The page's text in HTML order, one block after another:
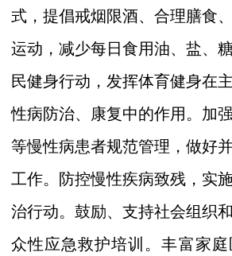
式，提倡戒烟限酒、合理膳食
运动，减少每日食用油、盐、
民健身行动，发挥体育健身在
性病防治、康复中的作用。加
等慢性病患者规范管理，做好
工作。防控慢性疾病致残，实
治行动。鼓励、支持社会组织
众性应急救护培训。丰富家